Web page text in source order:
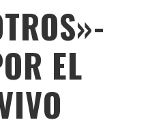
EL